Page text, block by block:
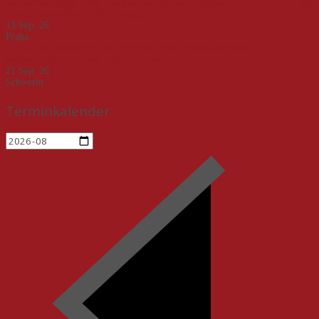
13 Sep. 26
Praha
21 Sep. 26
Schwerin
Terminkalender